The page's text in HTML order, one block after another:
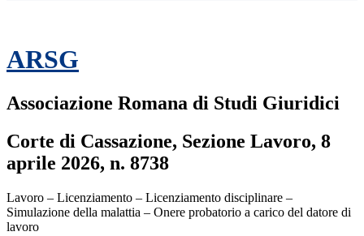
ARSG
Associazione Romana di Studi Giuridici
Corte di Cassazione, Sezione Lavoro, 8
aprile 2026, n. 8738
Lavoro – Licenziamento – Licenziamento disciplinare –
Simulazione della malattia – Onere probatorio a carico del datore di
lavoro